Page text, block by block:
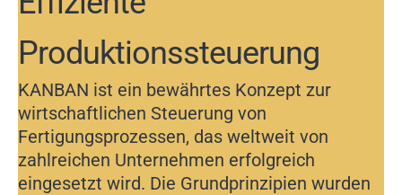
Produktionssteuerung
KANBAN ist ein bewährtes Konzept zur
wirtschaftlichen Steuerung von
Fertigungsprozessen, das weltweit von
zahlreichen Unternehmen erfolgreich
eingesetzt wird. Die Grundprinzipien wurden